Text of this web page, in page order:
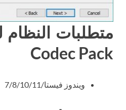
Codec Pack
ويندوز فيستا/7/8/10/11